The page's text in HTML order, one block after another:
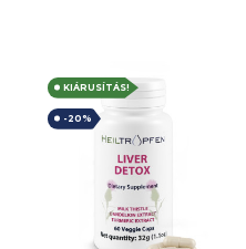
KIÁRUSÍTÁS!
-20%